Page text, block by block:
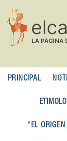
contenido
principal
PRINCIPAL
“EL